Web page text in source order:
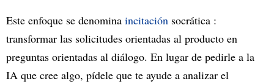
Este enfoque se denomina incitación socrática :
transformar las solicitudes orientadas al producto en
preguntas orientadas al diálogo. En lugar de pedirle a la
IA que cree algo, pídele que te ayude a analizar el